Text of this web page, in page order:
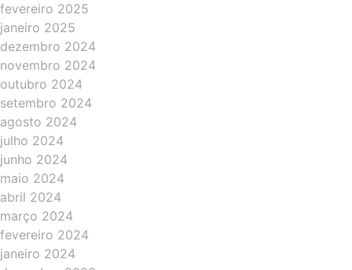
fevereiro 2025
janeiro 2025
dezembro 2024
novembro 2024
outubro 2024
setembro 2024
agosto 2024
julho 2024
junho 2024
maio 2024
abril 2024
março 2024
fevereiro 2024
janeiro 2024